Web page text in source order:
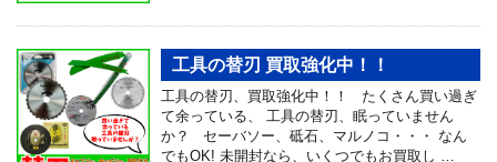
工具の替刃 買取強化中！！
工具の替刃、買取強化中！！ たくさん買い過ぎ
て余っている、 工具の替刃、眠っていません
か？ セーバソー、砥石、マルノコ・・・ なん
でもOK! 未開封なら、いくつでもお買取し …